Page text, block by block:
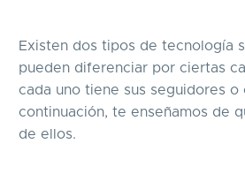
Existen dos tipos de tecnología
pueden diferenciar por ciertas
cada uno tiene sus seguidores o
continuación, te enseñamos de
de ellos.